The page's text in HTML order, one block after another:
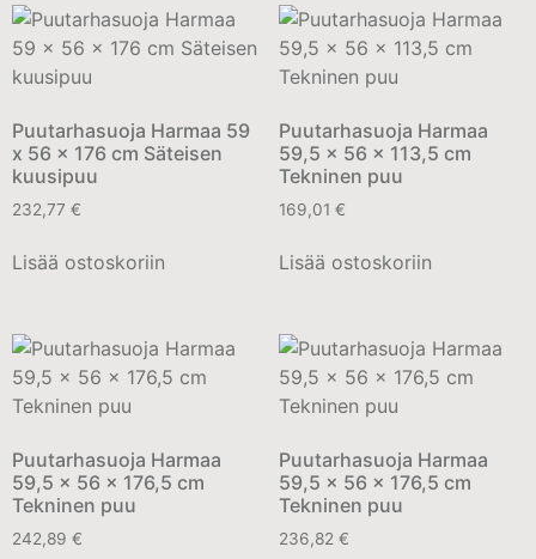
Puutarhasuoja Harmaa 59
x 56 x 176 cm Säteisen
kuusipuu
232,77 €
Lisää ostoskoriin
Puutarhasuoja Harmaa
59,5 x 56 x 113,5 cm
Tekninen puu
169,01 €
Lisää ostoskoriin
Puutarhasuoja Harmaa
59,5 x 56 x 176,5 cm
Tekninen puu
242,89 €
Puutarhasuoja Harmaa
59,5 x 56 x 176,5 cm
Tekninen puu
236,82 €